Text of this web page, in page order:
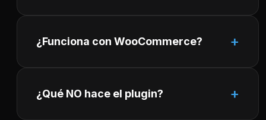
¿Funciona con WooCommerce?
¿Qué NO hace el plugin?